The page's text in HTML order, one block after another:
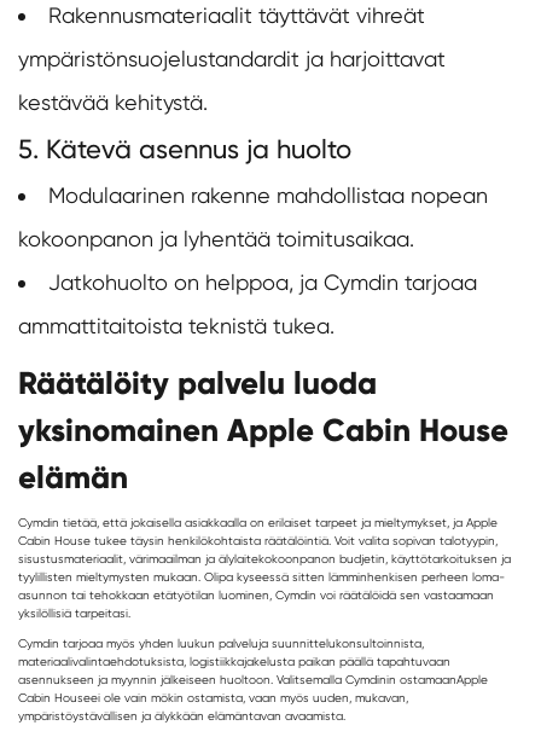
Rakennusmateriaalit täyttävät vihreät
ympäristönsuojelustandardit ja harjoittavat
kestävää kehitystä.
5. Kätevä asennus ja huolto
Modulaarinen rakenne mahdollistaa nopean
kokoonpanon ja lyhentää toimitusaikaa.
Jatkohuolto on helppoa, ja Cymdin tarjoaa
ammattitaitoista teknistä tukea.
Räätälöity palvelu luoda
yksinomainen Apple Cabin House
elämän
Cymdin tietää, että jokaisella asiakkaalla on erilaiset tarpeet ja mieltymykset, ja Apple
Cabin House tukee täysin henkilökohtaista räätälöintiä. Voit valita sopivan talotyypin,
sisustusmateriaalit, värimaailman ja älylaitekokoonpanon budjetin, käyttötarkoituksen ja
tyylillisten mieltymysten mukaan. Olipa kyseessä sitten lämminhenkisen perheen loma-
asunnon tai tehokkaan etätyötilan luominen, Cymdin voi räätälöidä sen vastaamaan
yksilöllisiä tarpeitasi.
Cymdin tarjoaa myös yhden luukun palveluja suunnittelukonsultoinnista,
materiaalivalintaehdotuksista, logistiikkajakelusta paikan päällä tapahtuvaan
asennukseen ja myynnin jälkeiseen huoltoon. Valitsemalla Cymdinin ostamaanApple
Cabin Houseei ole vain mökin ostamista, vaan myös uuden, mukavan,
ympäristöystävällisen ja älykkään elämäntavan avaamista.